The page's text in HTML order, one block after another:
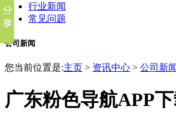
行业新闻
常见问题
公司新闻
您当前位置是:主页 > 资讯中心 > 公司新闻
广东粉色导航APP下